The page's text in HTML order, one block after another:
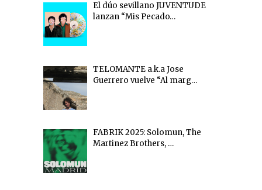
El dúo sevillano JUVENTUDE
lanzan “Mis Pecado…
TELOMANTE a.k.a Jose
Guerrero vuelve “Al marg…
FABRIK 2025: Solomun, The
Martinez Brothers, …